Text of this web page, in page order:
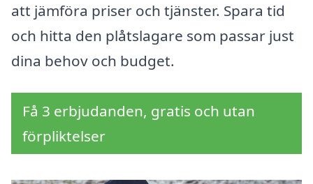
att jämföra priser och tjänster. Spara tid
och hitta den plåtslagare som passar just
dina behov och budget.
Få 3 erbjudanden, gratis och utan
förpliktelser